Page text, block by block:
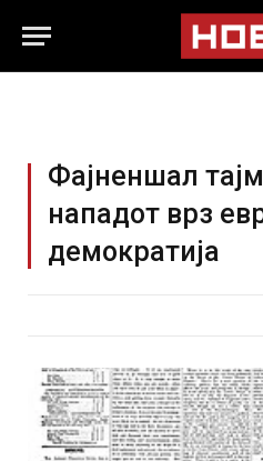
Фајненшал
нападот врз
демократија